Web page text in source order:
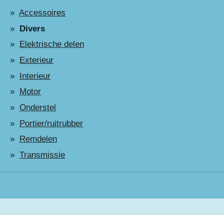
Accessoires
Divers
Elektrische delen
Exterieur
Interieur
Motor
Onderstel
Portier/ruitrubber
Remdelen
Transmissie